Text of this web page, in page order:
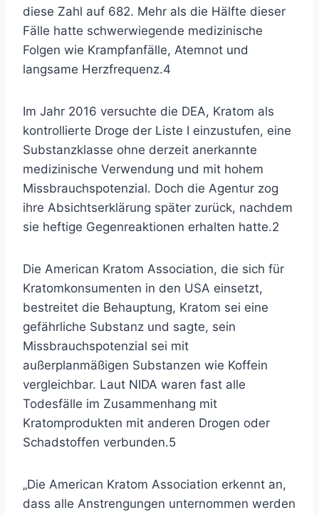
diese Zahl auf 682. Mehr als die Hälfte dieser
Fälle hatte schwerwiegende medizinische
Folgen wie Krampfanfälle, Atemnot und
langsame Herzfrequenz.4
Im Jahr 2016 versuchte die DEA, Kratom als
kontrollierte Droge der Liste I einzustufen, eine
Substanzklasse ohne derzeit anerkannte
medizinische Verwendung und mit hohem
Missbrauchspotenzial. Doch die Agentur zog
ihre Absichtserklärung später zurück, nachdem
sie heftige Gegenreaktionen erhalten hatte.2
Die American Kratom Association, die sich für
Kratomkonsumenten in den USA einsetzt,
bestreitet die Behauptung, Kratom sei eine
gefährliche Substanz und sagte, sein
Missbrauchspotenzial sei mit
außerplanmäßigen Substanzen wie Koffein
vergleichbar. Laut NIDA waren fast alle
Todesfälle im Zusammenhang mit
Kratomprodukten mit anderen Drogen oder
Schadstoffen verbunden.5
„Die American Kratom Association erkennt an,
dass alle Anstrengungen unternommen werden